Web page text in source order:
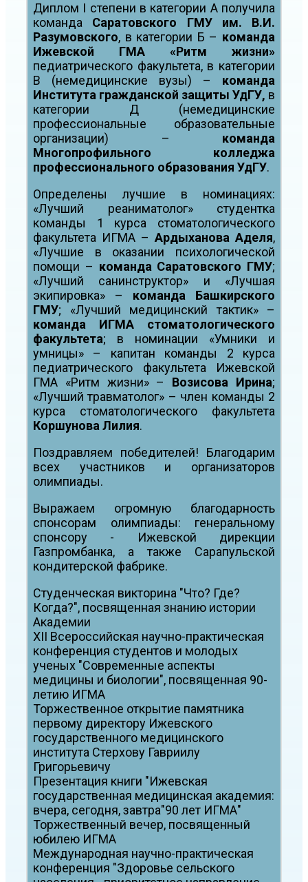
Диплом I степени в категории А получила
команда Саратовского ГМУ им. В.И.
Разумовского, в категории Б – команда
Ижевской ГМА «Ритм жизни»
педиатрического факультета, в категории
В (немедицинские вузы) – команда
Института гражданской защиты УдГУ, в
категории Д (немедицинские
профессиональные образовательные
организации) – команда
Многопрофильного колледжа
профессионального образования УдГУ.
Определены лучшие в номинациях:
«Лучший реаниматолог» студентка
команды 1 курса стоматологического
факультета ИГМА – Ардыханова Аделя,
«Лучшие в оказании психологической
помощи – команда Саратовского ГМУ;
«Лучший санинструктор» и «Лучшая
экипировка» – команда Башкирского
ГМУ; «Лучший медицинский тактик» –
команда ИГМА стоматологического
факультета; в номинации «Умники и
умницы» – капитан команды 2 курса
педиатрического факультета Ижевской
ГМА «Ритм жизни» – Возисова Ирина;
«Лучший травматолог» – член команды 2
курса стоматологического факультета
Коршунова Лилия.
Поздравляем победителей! Благодарим
всех участников и организаторов
олимпиады.
Выражаем огромную благодарность
спонсорам олимпиады: генеральному
спонсору - Ижевской дирекции
Газпромбанка, а также Сарапульской
кондитерской фабрике.
Студенческая викторина "Что? Где?
Когда?", посвященная знанию истории
Академии
XII Всероссийская научно-практическая
конференция студентов и молодых
ученых "Современные аспекты
медицины и биологии", посвященная 90-
летию ИГМА
Торжественное открытие памятника
первому директору Ижевского
государственного медицинского
института Стерхову Гавриилу
Григорьевичу
Презентация книги "Ижевская
государственная медицинская академия:
вчера, сегодня, завтра"90 лет ИГМА"
Торжественный вечер, посвященный
юбилею ИГМА
Международная научно-практическая
конференция "Здоровье сельского